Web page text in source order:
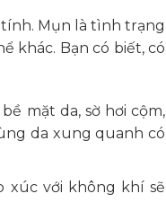
tính. Mụn là tình trạng
khác. Bạn có biết, có
mặt da, sờ hơi cộm,
da xung quanh có
xúc với không khí sẽ